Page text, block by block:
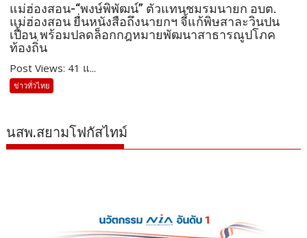
แม่ฮ่องสอน-“พงษ์พิพัฒน์” ตัวแทนชมรมนายก อบต.
แม่ฮ่องสอน ยื่นหนังสือถึงนายกฯ จี้แก้พิษสาละวินปน
เปื้อน พร้อมปลดล็อกกฎหมายพัฒนาสาธารณูปโภค
ท้องถิ่น
Post Views: 41 แ...
ข่าวทั่วไทย
นสพ.สยามโฟกัสไทม์